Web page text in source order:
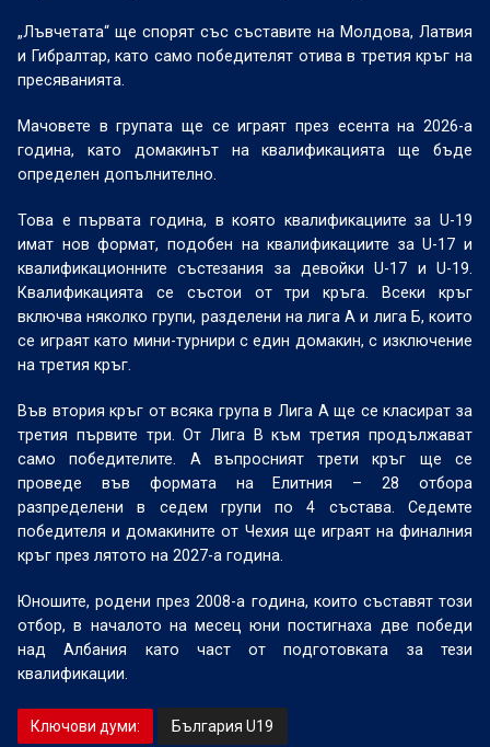
„Лъвчетата“ ще спорят със съставите на Молдова, Латвия
и Гибралтар, като само победителят отива в третия кръг на
пресяванията.
Мачовете в групата ще се играят през есента на 2026-а
година, като домакинът на квалификацията ще бъде
определен допълнително.
Това е първата година, в която квалификациите за U-19
имат нов формат, подобен на квалификациите за U-17 и
квалификационните състезания за девойки U-17 и U-19.
Квалификацията се състои от три кръга. Всеки кръг
включва няколко групи, разделени на лига А и лига Б, които
се играят като мини-турнири с един домакин, с изключение
на третия кръг.
Във втория кръг от всяка група в Лига А ще се класират за
третия първите три. От Лига В към третия продължават
само победителите. А въпросният трети кръг ще се
проведе във формата на Елитния – 28 отбора
разпределени в седем групи по 4 състава. Седемте
победителя и домакините от Чехия ще играят на финалния
кръг през лятото на 2027-а година.
Юношите, родени през 2008-а година, които съставят този
отбор, в началото на месец юни постигнаха две победи
над Албания като част от подготовката за тези
квалификации.
Ключови думи: България U19